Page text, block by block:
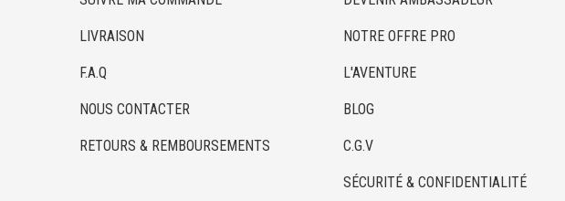
LIVRAISON
F.A.Q
NOUS CONTACTER
RETOURS & REMBOURSEMENTS
NOTRE OFFRE PRO
L'AVENTURE
BLOG
C.G.V
SÉCURITÉ & CONFIDENTIALITÉ